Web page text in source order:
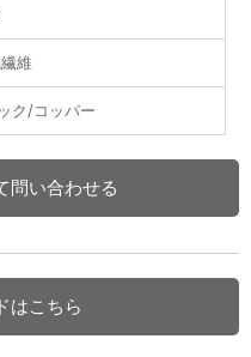
維
ク/コッパー
問い合わせる
はこちら